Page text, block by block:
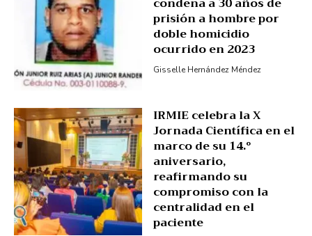
prisión a hombre por
doble homicidio
ocurrido en 2023
Gisselle Hernández Méndez
IRMIE celebra la X
Jornada Científica en el
marco de su 14.º
aniversario,
reafirmando su
compromiso con la
centralidad en el
paciente